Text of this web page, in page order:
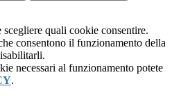
scegliere quali cookie consentire.
consentono il funzionamento della
necessari al funzionamento potete
.